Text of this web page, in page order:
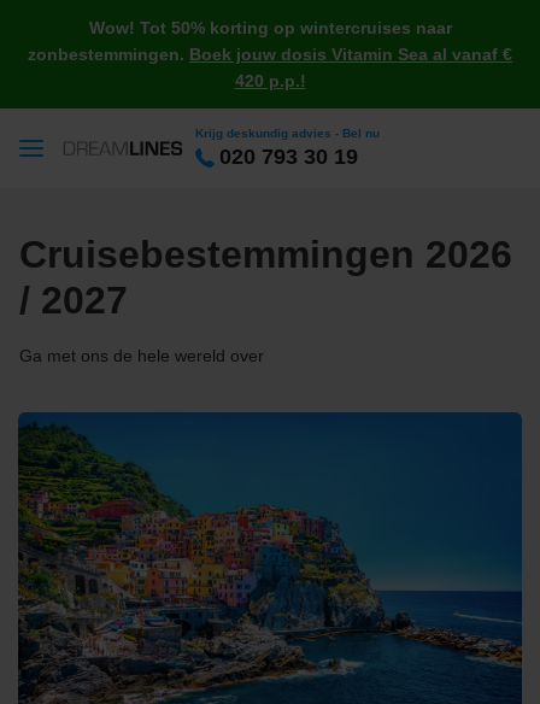
Wow! Tot 50% korting op wintercruises naar
zonbestemmingen. Boek jouw dosis Vitamin Sea al vanaf €
420 p.p.!
Krijg deskundig advies - Bel nu
020 793 30 19
Cruisebestemmingen 2026
/ 2027
Ga met ons de hele wereld over